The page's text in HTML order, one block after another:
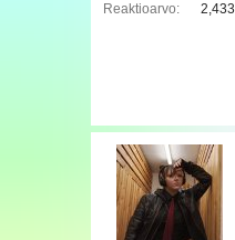
Reaktioarvo
2,433